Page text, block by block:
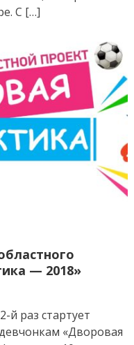
С […]
— 2018»
й раз стартует
«Дворовая